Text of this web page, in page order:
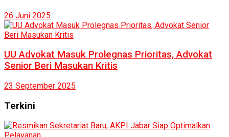
26 Juni 2025
UU Advokat Masuk Prolegnas Prioritas, Advokat
Senior Beri Masukan Kritis
23 September 2025
Terkini